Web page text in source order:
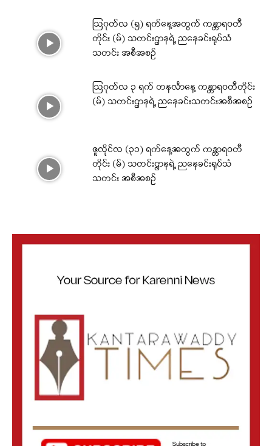
ဩဂုတ်လ (၅) ရက်နေ့အတွက် ကန္တာရဝတီ
တိုင်း (မ်) သတင်းဌာနရဲ့ ညနေခင်းရုပ်သံ
သတင်း အစီအစဉ်
ဩဂုတ်လ ၃ ရက် တနင်္လာနေ့ ကန္တာရဝတီတိုင်း
(မ်) သတင်းဌာနရဲ့ ညနေခင်းသတင်းအစီအစဉ်
ဇူလိုင်လ (၃၁) ရက်နေ့အတွက် ကန္တာရဝတီ
တိုင်း (မ်) သတင်းဌာနရဲ့ ညနေခင်းရုပ်သံ
သတင်း အစီအစဉ်